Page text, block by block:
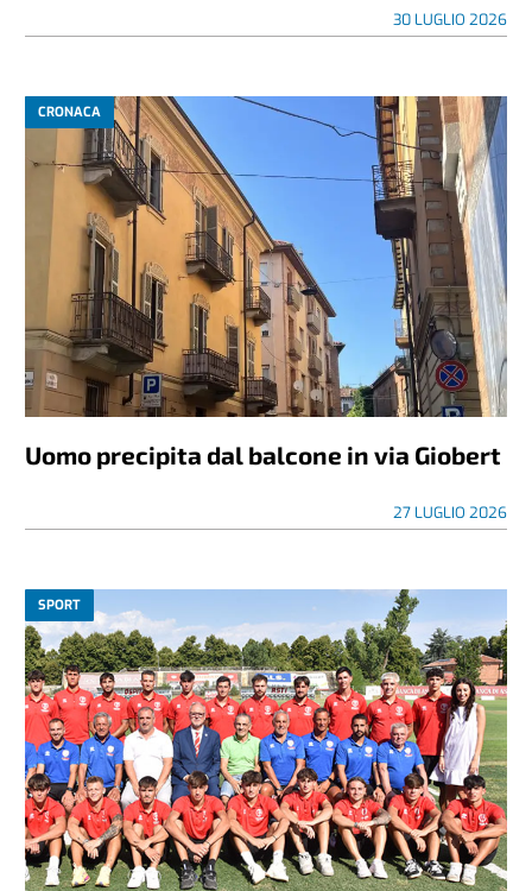
30 LUGLIO 2026
CRONACA
Uomo precipita dal balcone in via Giobert
27 LUGLIO 2026
SPORT